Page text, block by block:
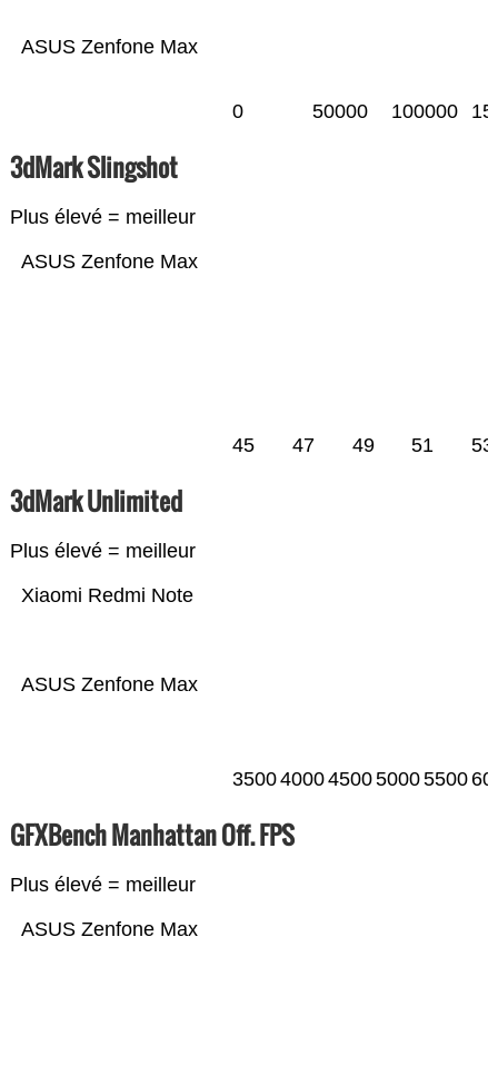
ASUS Zenfone Max
0 50000 100000
3dMark Slingshot
Plus élevé = meilleur
ASUS Zenfone Max
45 47 49 51 53
3dMark Unlimited
Plus élevé = meilleur
ASUS Zenfone Max
Xiaomi Redmi Note
35004000450050005500
GFXBench Manhattan Off. FPS
Plus élevé = meilleur
ASUS Zenfone Max